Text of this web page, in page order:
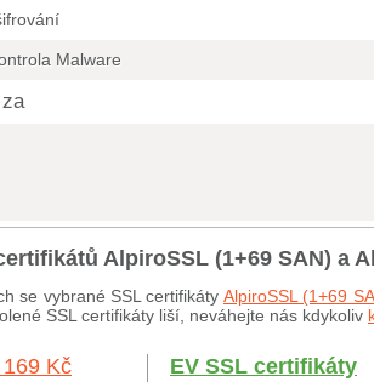
Malware
AlpiroSSL (1+69 SAN) a
se vybrané SSL certifikáty AlpiroSSL (1+69
SSL certifikáty liší, neváhejte nás kdykoliv
Kč EV SSL certifikáty